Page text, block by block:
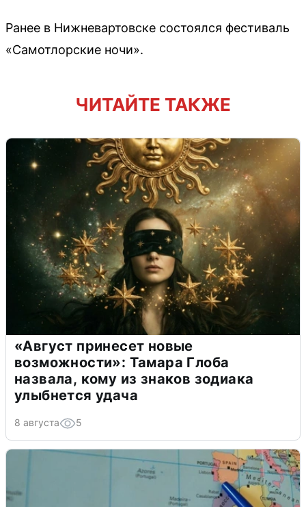
Ранее в Нижневартовске состоялся фестиваль
«Самотлорские ночи».
ЧИТАЙТЕ ТАКЖЕ
«Август принесет новые
возможности»: Тамара Глоба
назвала, кому из знаков зодиака
улыбнется удача
8 августа 5